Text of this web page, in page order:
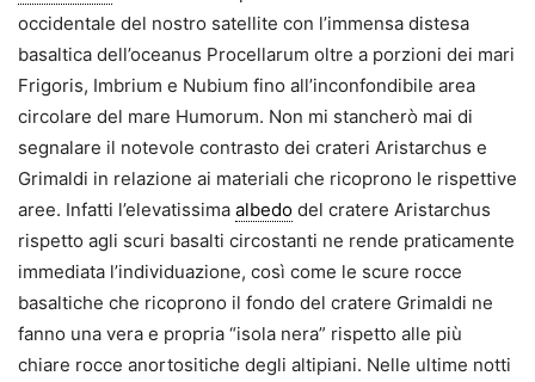
occidentale del nostro satellite con l’immensa distesa
basaltica dell’oceanus Procellarum oltre a porzioni dei mari
Frigoris, Imbrium e Nubium fino all’inconfondibile area
circolare del mare Humorum. Non mi stancherò mai di
segnalare il notevole contrasto dei crateri Aristarchus e
Grimaldi in relazione ai materiali che ricoprono le rispettive
aree. Infatti l’elevatissima albedo del cratere Aristarchus
rispetto agli scuri basalti circostanti ne rende praticamente
immediata l’individuazione, così come le scure rocce
basaltiche che ricoprono il fondo del cratere Grimaldi ne
fanno una vera e propria “isola nera” rispetto alle più
chiare rocce anortositiche degli altipiani. Nelle ultime notti